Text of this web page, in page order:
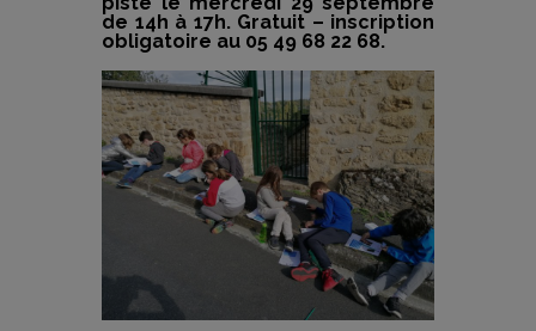
de 14h à 17h. Gratuit – inscription
obligatoire au 05 49 68 22 68.